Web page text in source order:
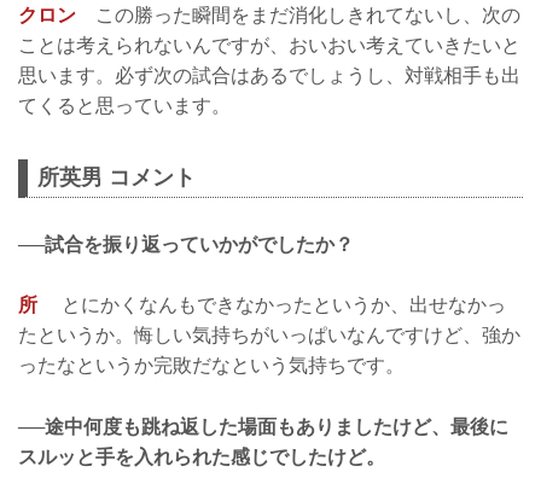
クロン この勝った瞬間をまだ消化しきれてないし、次の
ことは考えられないんですが、おいおい考えていきたいと
思います。必ず次の試合はあるでしょうし、対戦相手も出
てくると思っています。
所英男 コメント
──試合を振り返っていかがでしたか？
所
とにかくなんもできなかったというか、出せなかっ
たというか。悔しい気持ちがいっぱいなんですけど、強か
ったなというか完敗だなという気持ちです。
──途中何度も跳ね返した場面もありましたけど、最後に
スルッと手を入れられた感じでしたけど。